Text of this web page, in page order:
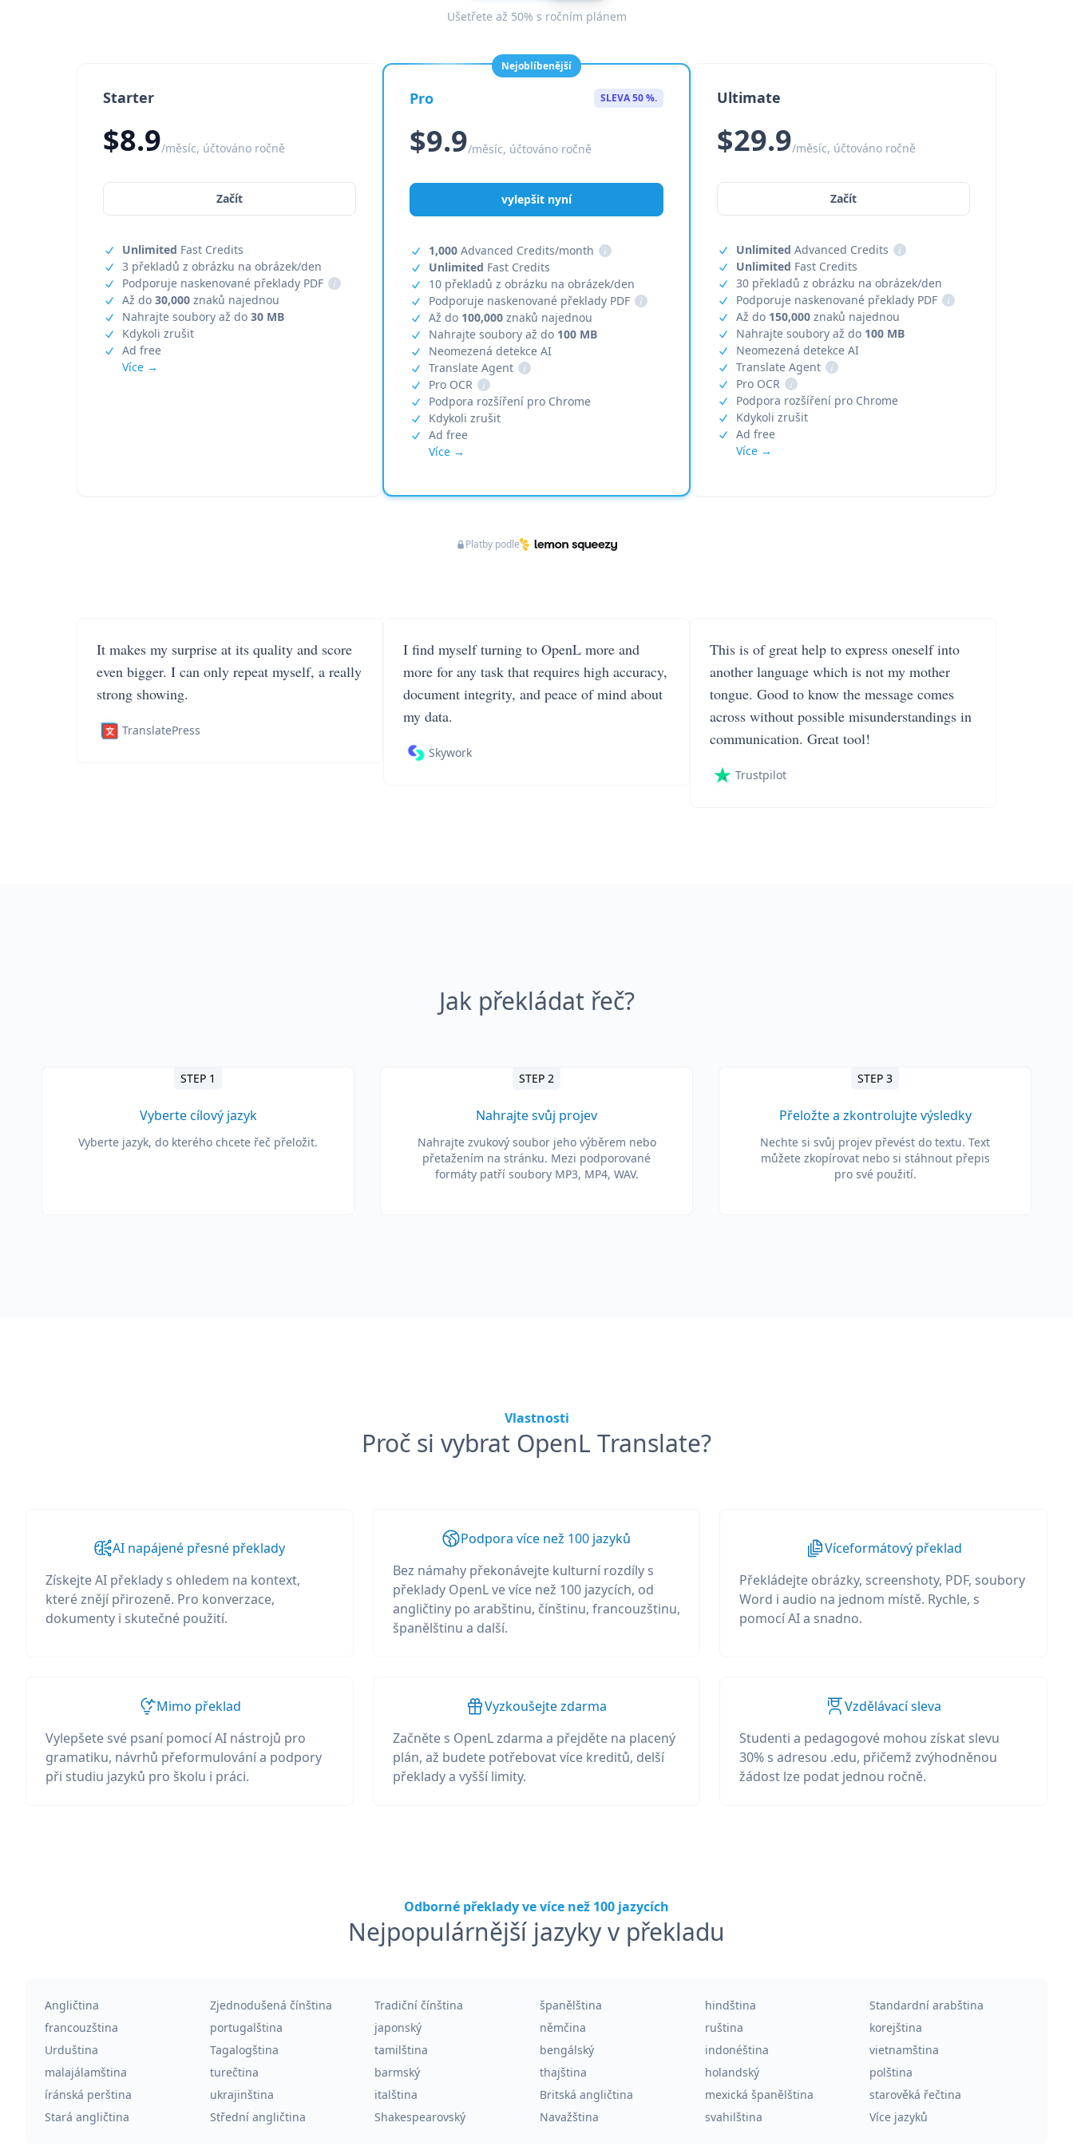
Ušetřete až 50% s ročním plánem
Starter
$8.9/měsíc, účtováno ročně
Začít
Unlimited Fast Credits
3 překladů z obrázku na obrázek/den
Podporuje naskenované překlady PDF
i
Až do 30,000 znaků najednou
Nahrajte soubory až do 30 MB
Kdykoli zrušit
Ad free
Více →
Nejoblíbenější
Pro SLEVA 50 %.
$9.9/měsíc, účtováno ročně
vylepšit nyní
1,000 Advanced Credits/month
i
Unlimited Fast Credits
10 překladů z obrázku na obrázek/den
Podporuje naskenované překlady PDF
i
Až do 100,000 znaků najednou
Nahrajte soubory až do 100 MB
Neomezená detekce AI
Translate Agent
i
Pro OCR
i
Podpora rozšíření pro Chrome
Kdykoli zrušit
Ad free
Více →
Ultimate
$29.9/měsíc, účtováno ročně
Začít
Unlimited Advanced Credits
i
Unlimited Fast Credits
30 překladů z obrázku na obrázek/den
Podporuje naskenované překlady PDF
i
Až do 150,000znaků najednou
Nahrajte soubory až do 100 MB
Neomezená detekce AI
Translate Agent
i
Pro OCR
i
Podpora rozšíření pro Chrome
Kdykoli zrušit
Ad free
Více →
Platby podle
It makes my surprise at its quality and score
even bigger. I can only repeat myself, a really
strong showing.
TranslatePress
I find myself turning to OpenL more and
more for any task that requires high accuracy,
document integrity, and peace of mind about
my data.
Skywork
This is of great help to express oneself into
another language which is not my mother
tongue. Good to know the message comes
across without possible misunderstandings in
communication. Great tool!
Trustpilot
Jak překládat řeč?
STEP 1
Vyberte cílový jazyk
Vyberte jazyk, do kterého chcete řeč přeložit.
STEP 2
Nahrajte svůj projev
Nahrajte zvukový soubor jeho výběrem nebo
přetažením na stránku. Mezi podporované
formáty patří soubory MP3, MP4, WAV.
STEP 3
Přeložte a zkontrolujte výsledky
Nechte si svůj projev převést do textu. Text
můžete zkopírovat nebo si stáhnout přepis
pro své použití.
Vlastnosti
Proč si vybrat OpenL Translate?
AI napájené přesné překlady
Získejte AI překlady s ohledem na kontext,
které znějí přirozeně. Pro konverzace,
dokumenty i skutečné použití.
Podpora více než 100 jazyků
Bez námahy překonávejte kulturní rozdíly s
překlady OpenL ve více než 100 jazycích, od
angličtiny po arabštinu, čínštinu, francouzštinu,
španělštinu a další.
Víceformátový překlad
Překládejte obrázky, screenshoty, PDF, soubory
Word i audio na jednom místě. Rychle, s
pomocí AI a snadno.
Mimo překlad
Vylepšete své psaní pomocí AI nástrojů pro
gramatiku, návrhů přeformulování a podpory
při studiu jazyků pro školu i práci.
Vyzkoušejte zdarma
Začněte s OpenL zdarma a přejděte na placený
plán, až budete potřebovat více kreditů, delší
překlady a vyšší limity.
Vzdělávací sleva
Studenti a pedagogové mohou získat slevu
30% s adresou .edu, přičemž zvýhodněnou
žádost lze podat jednou ročně.
Odborné překlady ve více než 100 jazycích
Nejpopulárnější jazyky v překladu
Angličtina Zjednodušená čínština Tradiční čínština španělština hindština
Standardní arabština
francouzština
portugalština japonský němčina ruština
korejština
Urduština
Tagalogština tamilština bengálský indonéština
vietnamština
malajálamština
turečtina barmský thajština holandský
polština
íránská perština
ukrajinština italština Britská angličtina mexická španělština
starověká řečtina
Stará angličtina
Střední angličtina Shakespearovský Navažština svahilština Více jazyků